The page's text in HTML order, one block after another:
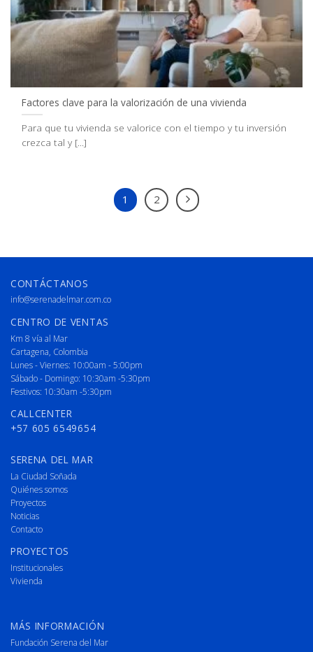
Factores clave para la valorización de una vivienda
Para que tu vivienda se valorice con el tiempo y tu inversión
crezca tal y [...]
1 2
CONTÁCTANOS
info@serenadelmar.com.co
CENTRO DE VENTAS
Km 8 vía al Mar
Cartagena, Colombia
Lunes - Viernes: 10:00am - 5:00pm
Sábado - Domingo: 10:30am -5:30pm
Festivos: 10:30am -5:30pm
CALLCENTER
+57 605 6549654
SERENA DEL MAR
La Ciudad Soñada
Quiénes somos
Proyectos
Noticias
Contacto
PROYECTOS
Institucionales
Vivienda
MÁS INFORMACIÓN
Fundación Serena del Mar